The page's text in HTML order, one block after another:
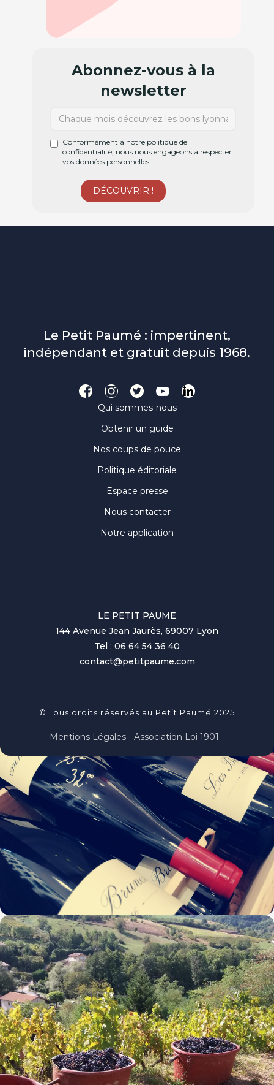
Abonnez-vous à la
newsletter
Conformément à notre politique de
confidentialité, nous nous engageons à respecter
vos données personnelles.
Le Petit Paumé : impertinent,
indépendant et gratuit depuis 1968.
Qui sommes-nous
Obtenir un guide
Nos coups de pouce
Politique éditoriale
Espace presse
Nous contacter
Notre application
LE PETIT PAUME
144 Avenue Jean Jaurès, 69007 Lyon
Tel : 06 64 54 36 40
contact@petitpaume.com
© Tous droits réservés au Petit Paumé 2025
Mentions Légales - Association Loi 1901